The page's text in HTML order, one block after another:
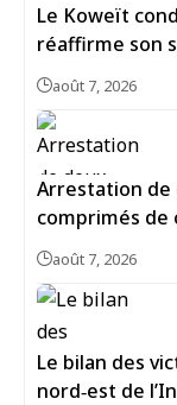
Le Koweït
réaffirme son
août 7, 2026
Arrestation de
comprimés de
août 7, 2026
Le bilan des
nord‑est de